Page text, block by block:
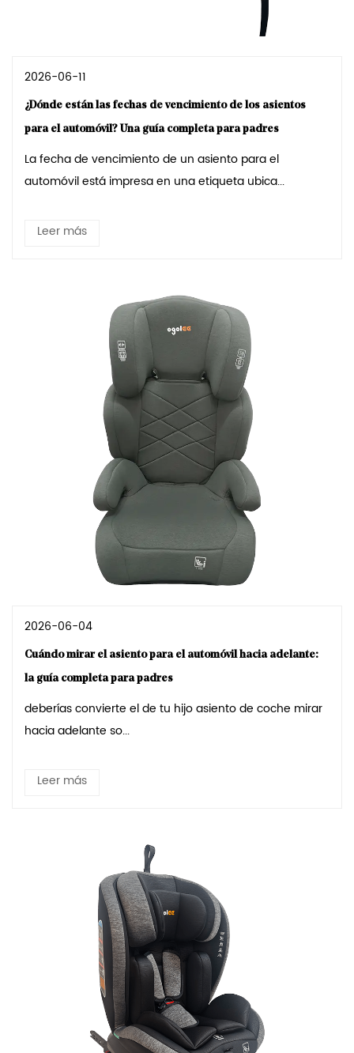
2026-06-11
¿Dónde están las fechas de vencimiento de los asientos
para el automóvil? Una guía completa para padres
La fecha de vencimiento de un asiento para el
automóvil está impresa en una etiqueta ubica...
Leer más
2026-06-04
Cuándo mirar el asiento para el automóvil hacia adelante:
la guía completa para padres
deberías convierte el de tu hijo asiento de coche mirar
hacia adelante so...
Leer más